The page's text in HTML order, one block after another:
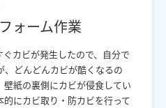
ォーム作業
カビが発生したので、自分で
、どんどんカビが酷くなるの
紙の裏側にカビが侵食してい
にカビ取り・防カビを行って